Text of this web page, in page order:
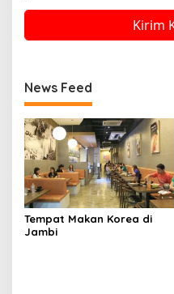
News Feed
Tempat Makan Korea di
Jambi